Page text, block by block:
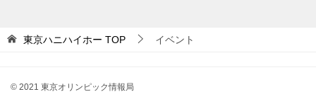
東京ハニハイホー TOP イベント
© 2021 東京オリンピック情報局